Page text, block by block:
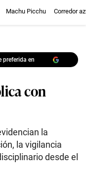
Machu Picchu Corredor
preferida en
con
la
la vigilancia
desde el